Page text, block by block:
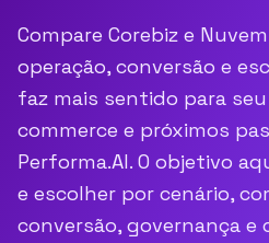
Compare Corebiz e
operação, conversão e
faz mais sentido para
commerce e próximos
Performa.AI. O objetivo
e escolher por cenário,
conversão, governança e